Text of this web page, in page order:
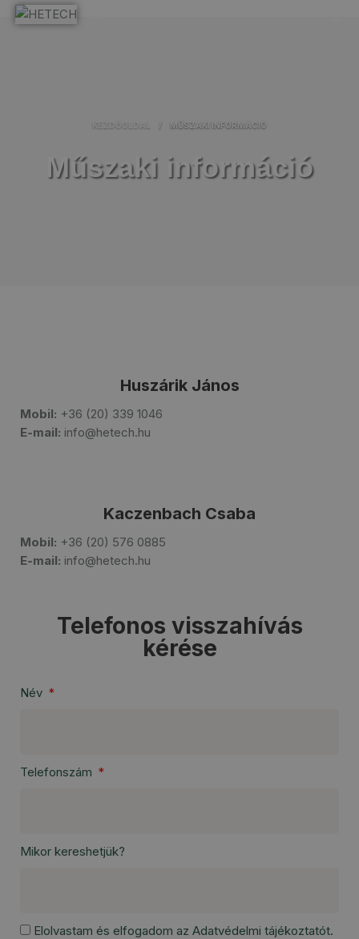
KEZDŐOLDAL / MŰSZAKI INFORMÁCIÓ
Műszaki információ
Huszárik János
Mobil: +36 (20) 339 1046
E-mail: info@hetech.hu
Kaczenbach Csaba
Mobil: +36 (20) 576 0885
E-mail: info@hetech.hu
Telefonos visszahívás
kérése
Név
Telefonszám
Mikor kereshetjük?
Elolvastam és elfogadom az Adatvédelmi tájékoztatót.